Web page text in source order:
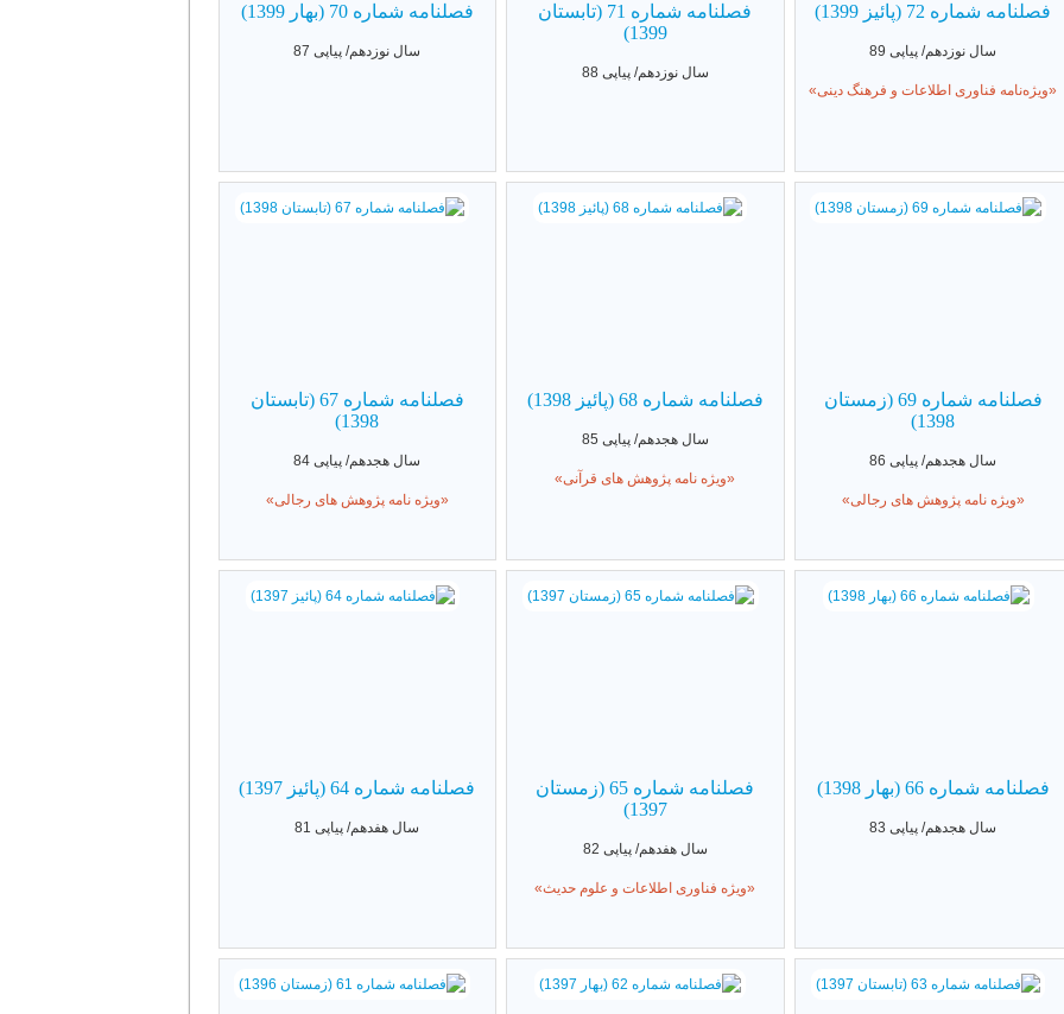
فصلنامه شماره 72 (پائیز 1399)
سال نوزدهم/ پیاپی 89
«ویژه‌نامه فناوری اطلاعات و فرهنگ دینی»
فصلنامه شماره 71 (تابستان
1399)
سال نوزدهم/ پیاپی 88
فصلنامه شماره 70 (بهار 1399)
سال نوزدهم/ پیاپی 87
فصلنامه شماره 69 (زمستان
1398)
سال هجدهم/ پیاپی 86
«ویژه نامه پژوهش های رجالی»
فصلنامه شماره 68 (پائیز 1398)
سال هجدهم/ پیاپی 85
«ویژه نامه پژوهش های قرآنی»
فصلنامه شماره 67 (تابستان
1398)
سال هجدهم/ پیاپی 84
«ویژه نامه پژوهش های رجالی»
فصلنامه شماره 66 (بهار 1398)
سال هجدهم/ پیاپی 83
فصلنامه شماره 65 (زمستان
1397)
سال هفدهم/ پیاپی 82
«ویژه فناوری اطلاعات و علوم حدیث»
فصلنامه شماره 64 (پائیز 1397)
سال هفدهم/ پیاپی 81